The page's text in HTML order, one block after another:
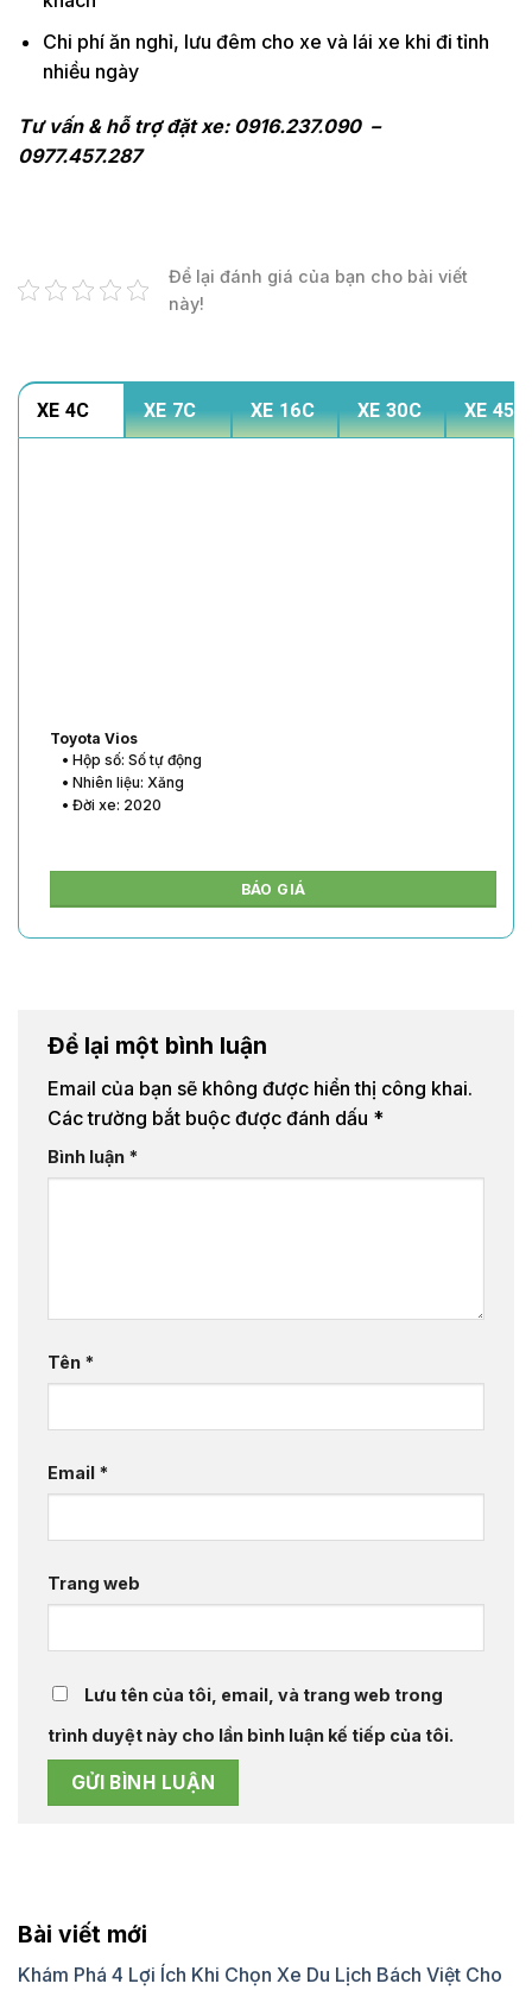
Chi phí ăn nghỉ, lưu đêm cho xe và lái xe khi đi tỉnh
nhiều ngày
Tư vấn & hỗ trợ đặt xe: 0916.237.090 –
0977.457.287
Để lại đánh giá của bạn cho bài viết
này!
XE 4C XE 7C XE 16C XE 30C XE 45C
Toyota Vios
• Hộp số: Số tự động
• Nhiên liệu: Xăng
• Đời xe: 2020
BÁO GIÁ
Để lại một bình luận
Email của bạn sẽ không được hiển thị công khai.
Các trường bắt buộc được đánh dấu *
Bình luận *
Tên *
Email *
Trang web
Lưu tên của tôi, email, và trang web trong
trình duyệt này cho lần bình luận kế tiếp của tôi.
Bài viết mới
Khám Phá 4 Lợi Ích Khi Chọn Xe Du Lịch Bách Việt Cho